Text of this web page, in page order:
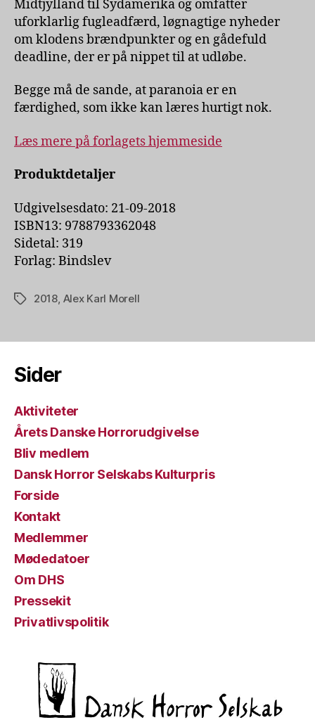
Midtjylland til Sydamerika og omfatter
uforklarlig fugleadfærd, løgnagtige nyheder
om klodens brændpunkter og en gådefuld
deadline, der er på nippet til at udløbe.
Begge må de sande, at paranoia er en
færdighed, som ikke kan læres hurtigt nok.
Læs mere på forlagets hjemmeside
Produktdetaljer
Udgivelsesdato: 21-09-2018
ISBN13: 9788793362048
Sidetal: 319
Forlag: Bindslev
Tags2018 Alex Karl Morell
Sider
Aktiviteter
Årets Danske Horrorudgivelse
Bliv medlem
Dansk Horror Selskabs Kulturpris
Forside
Kontakt
Medlemmer
Mødedatoer
Om DHS
Pressekit
Privatlivspolitik